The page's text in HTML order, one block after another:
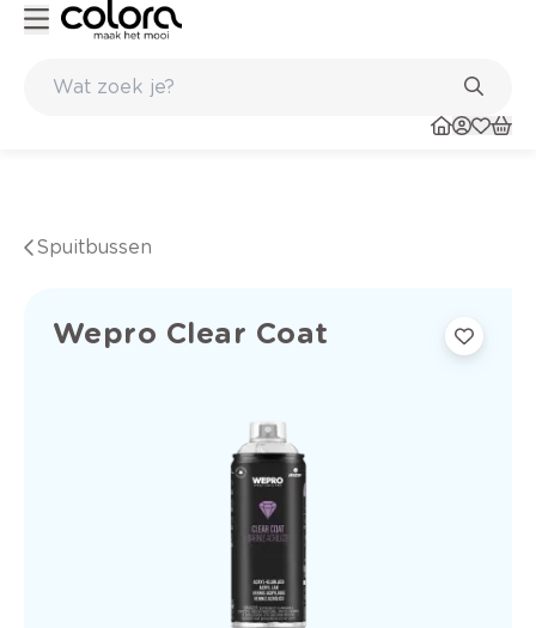
Spuitbussen
Wepro Clear Coat